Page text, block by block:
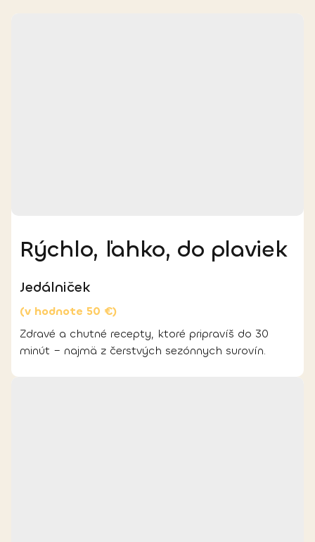
Rýchlo, ľahko, do plaviek
Jedálniček
(v hodnote 50 €)
Zdravé a chutné recepty, ktoré pripravíš do 30
minút – najmä z čerstvých sezónnych surovín.